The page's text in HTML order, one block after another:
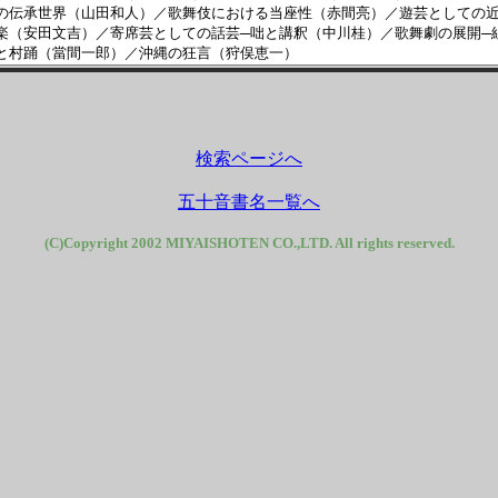
伝承世界（山田和人）／歌舞伎における当座性（赤間亮）／遊芸としての
（安田文吉）／寄席芸としての話芸─咄と講釈（中川桂）／歌舞劇の展開─
村踊（當間一郎）／沖縄の狂言（狩俣恵一）
検索ページへ
五十音書名一覧へ
(C)Copyright 2002 MIYAISHOTEN CO.,LTD. All rights reserved.